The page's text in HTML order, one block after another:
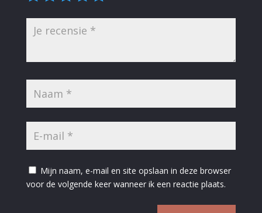
Mijn naam, e-mail en site opslaan in deze browser
voor de volgende keer wanneer ik een reactie plaats.